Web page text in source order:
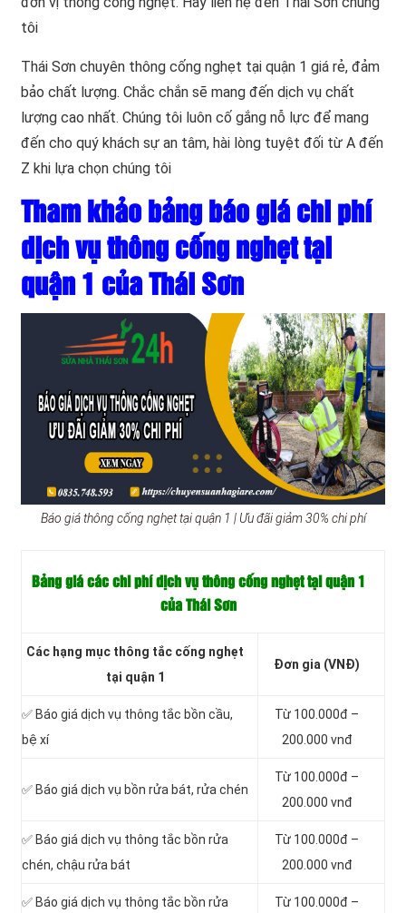
tôi
Thái Sơn chuyên thông cống nghẹt tại quận 1 giá rẻ, đảm
bảo chất lượng. Chắc chắn sẽ mang đến dịch vụ chất
lượng cao nhất. Chúng tôi luôn cố gắng nỗ lực để mang
đến cho quý khách sự an tâm, hài lòng tuyệt đối từ A đến
Z khi lựa chọn chúng tôi
Tham khảo bảng báo giá chi phí
dịch vụ thông cống nghẹt tại
quận 1 của Thái Sơn
Báo giá thông cống nghẹt tại quận 1 | Ưu đãi giảm 30% chi phí
Bảng giá các chi phí dịch vụ thông cống nghẹt tại quận 1
của Thái Sơn
Các hạng mục thông tắc cống nghẹt
tại quận 1
Đơn gia (VNĐ)
✅ Báo giá dịch vụ thông tắc bồn cầu,
bệ xí
Từ 100.000đ –
200.000 vnđ
✅ Báo giá dịch vụ bồn rửa bát, rửa chén
Từ 100.000đ –
200.000 vnđ
✅ Báo giá dịch vụ thông tắc bồn rửa
chén, chậu rửa bát
Từ 100.000đ –
200.000 vnđ
✅ Báo giá dịch vụ thông tắc bồn rửa
Từ 100.000đ –